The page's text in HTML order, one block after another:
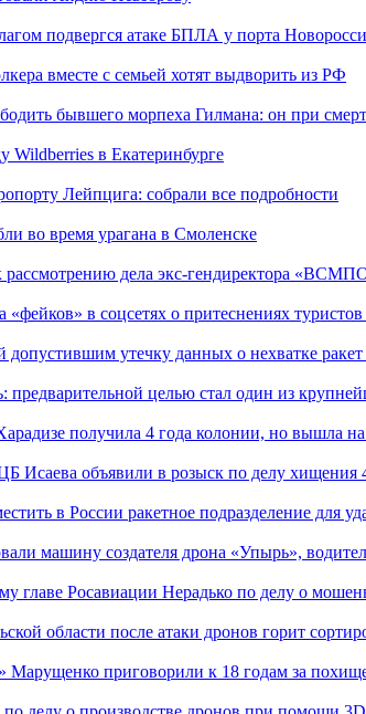
подвергся атаке БПЛА у порта
вместе с семьей хотят выдворить из РФ
бывшего морпеха Гилмана: он при
Wildberries в Екатеринбурге
Лейпцига: собрали все подробности
во время урагана в Смоленске
рассмотрению дела экс-гендиректора
«фейков» в соцсетях о притеснениях
допустившим утечку данных о нехватке
предварительной целью стал один из
получила 4 года колонии, но вышла на
Исаева объявили в розыск по делу хищения
в России ракетное подразделение для
машину создателя дрона «Упырь»,
главе Росавиации Нерадько по делу о
области после атаки дронов горит
Марущенко приговорили к 18 годам за